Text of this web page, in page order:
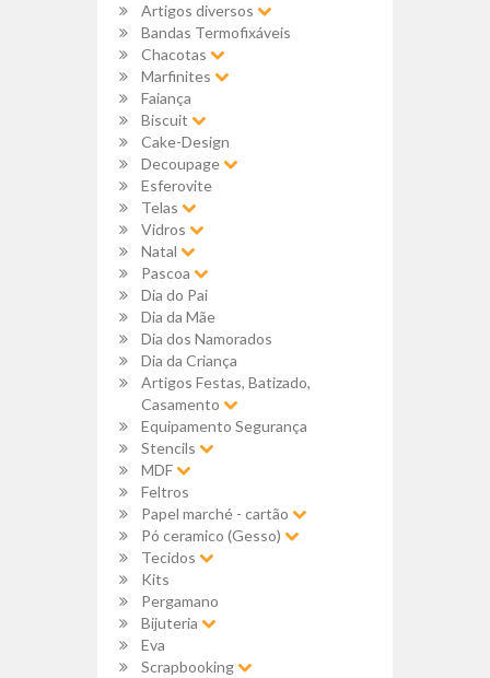
Artigos diversos
Bandas Termofixáveis
Chacotas
Marfinites
Faiança
Biscuit
Cake-Design
Decoupage
Esferovite
Telas
Vidros
Natal
Pascoa
Dia do Pai
Dia da Mãe
Dia dos Namorados
Dia da Criança
Artigos Festas, Batizado,
Casamento
Equipamento Segurança
Stencils
MDF
Feltros
Papel marché - cartão
Pó ceramico (Gesso)
Tecidos
Kits
Pergamano
Bijuteria
Eva
Scrapbooking